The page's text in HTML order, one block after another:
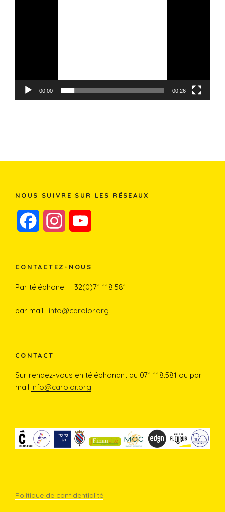
00:00 00:26
NOUS SUIVRE SUR LES RÉSEAUX
c
e
b
o
k
s
t
a
a
T
u
CONTACTEZ-NOUS
Par téléphone : +32(0)71 118.581
par mail : info@carolor.org
CONTACT
Sur rendez-vous en téléphonant au 071 118.581 ou par
mail info@carolor.org
Politique de confidentialité